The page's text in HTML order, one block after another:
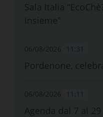
Sala Italia
Insieme”
06/08/2026 11:31
Pordenone,
06/08/2026 11:11
Agenda dal 7 al